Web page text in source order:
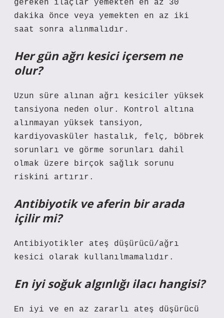
gereken ilaçlar yemekten en az 30
dakika önce veya yemekten en az iki
saat sonra alınmalıdır.
Her gün ağrı kesici içersem ne
olur?
Uzun süre alınan ağrı kesiciler yüksek
tansiyona neden olur. Kontrol altına
alınmayan yüksek tansiyon,
kardiyovasküler hastalık, felç, böbrek
sorunları ve görme sorunları dahil
olmak üzere birçok sağlık sorunu
riskini artırır.
Antibiyotik ve aferin bir arada
içilir mi?
Antibiyotikler ateş düşürücü/ağrı
kesici olarak kullanılmamalıdır.
En iyi soğuk algınlığı ilacı hangisi?
En iyi ve en az zararlı ateş düşürücü